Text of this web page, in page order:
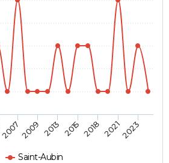
Saint-Aubin
20072009 2013 2015 2018 20212023